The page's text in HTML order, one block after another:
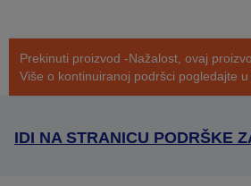
Prekinuti proizvod -Nažalost, ovaj
Više o kontinuiranoj podršci pogledajte u
IDI NA STRANICU PODRŠKE